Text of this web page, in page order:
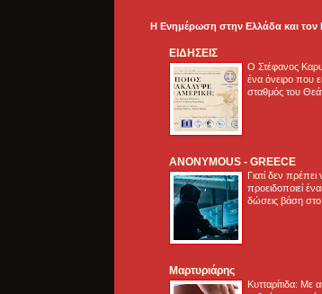
Η Ενημέρωση στην Ελλάδα και
ΕΙΔΗΣΕΙΣ
Ο Στέφανος
ένα όνειρο που
σταθμός του
ANONYMOUS - GREECE
Γιατί δεν
προειδοποιεί
δώσεις βάση
Μαρτυριάρης
Κυτταρίτιδα: Με